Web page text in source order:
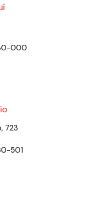
000
723
501